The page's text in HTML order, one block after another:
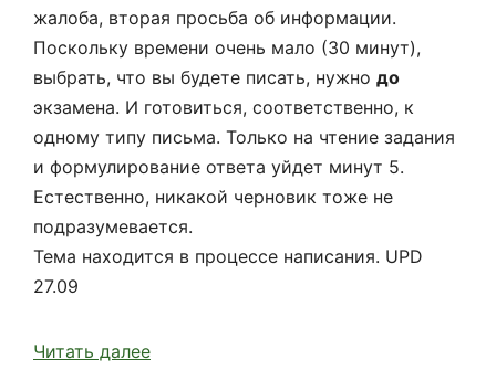
жалоба, вторая просьба об информации.
Поскольку времени очень мало (30 минут),
выбрать, что вы будете писать, нужно до
экзамена. И готовиться, соответственно, к
одному типу письма. Только на чтение задания
и формулирование ответа уйдет минут 5.
Естественно, никакой черновик тоже не
подразумевается.
Тема находится в процессе написания. UPD
27.09
Читать далее